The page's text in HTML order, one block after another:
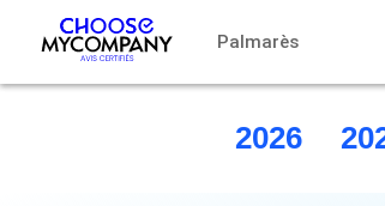
Palmarès
2026